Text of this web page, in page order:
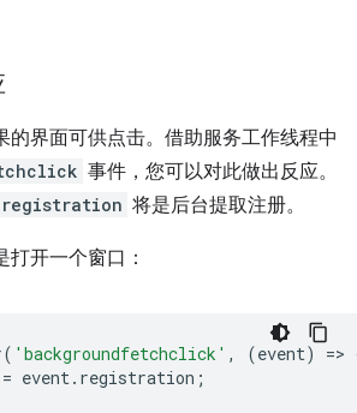
的界面可供点击。借助服务工作线程中
事件，您可以对此做出反应。
将是后台提取注册。
开一个窗口：
( 'backgroundfetchclick' , (event) =>
= event. registration ;